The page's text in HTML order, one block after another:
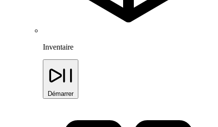
Inventaire
Démarrer